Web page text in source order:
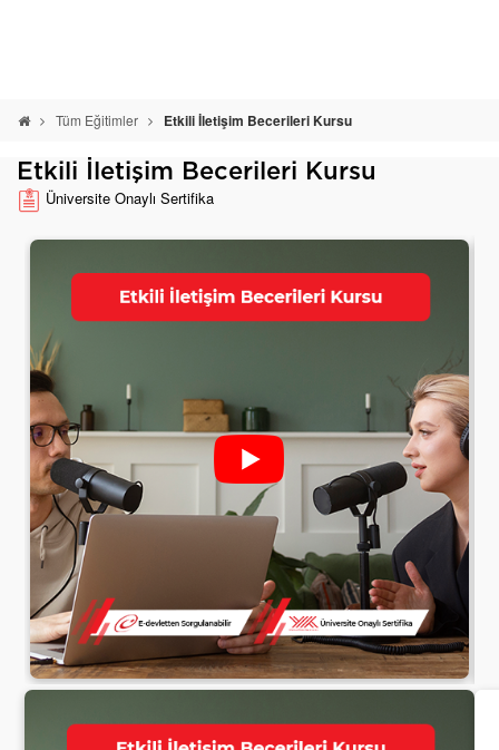
Tüm Eğitimler Etkili İletişim Becerileri Kursu
Etkili İletişim Becerileri Kursu
Üniversite Onaylı Sertifika